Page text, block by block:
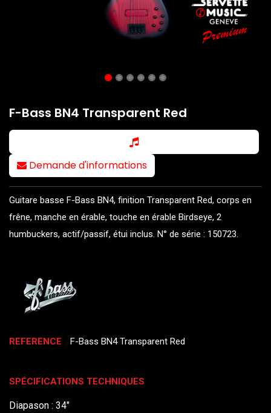
F-Bass BN4 Transparent Red
Demande d'informations
Guitare basse F-Bass BN4, finition Transparent Red, corps en
frêne, manche en érable, touche en érable Birdseye, 2
humbuckers, actif/passif, étui inclus. N° de série : 150723.
REFERENCE F-Bass BN4 Transparent Red
SPÉCIFICATIONS TECHNIQUES
Diapason : 34"